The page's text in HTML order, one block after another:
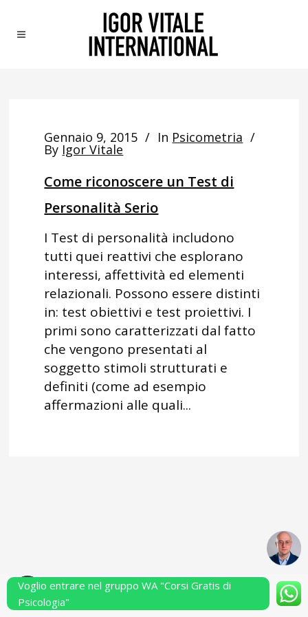
Gennaio 9, 2015 In Psicometria
By Igor Vitale
Come riconoscere un Test di
Personalità Serio
I Test di personalità includono
tutti quei reattivi che esplorano
interessi, affettività ed elementi
relazionali. Possono essere distinti
in: test obiettivi e test proiettivi. I
primi sono caratterizzati dal fatto
che vengono presentati al
soggetto stimoli strutturati e
definiti (come ad esempio
affermazioni alle quali...
Powered by Performarsi S.a.s.
Voglio entrare nel gruppo WA "Corsi Gratis di
Psicologia"